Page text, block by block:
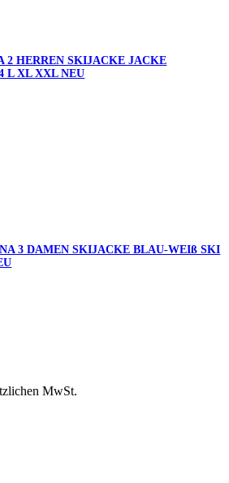
2 HERREN SKIJACKE JACKE
L XL XXL NEU
3 DAMEN SKIJACKE BLAU-WEIß SKI
MwSt.